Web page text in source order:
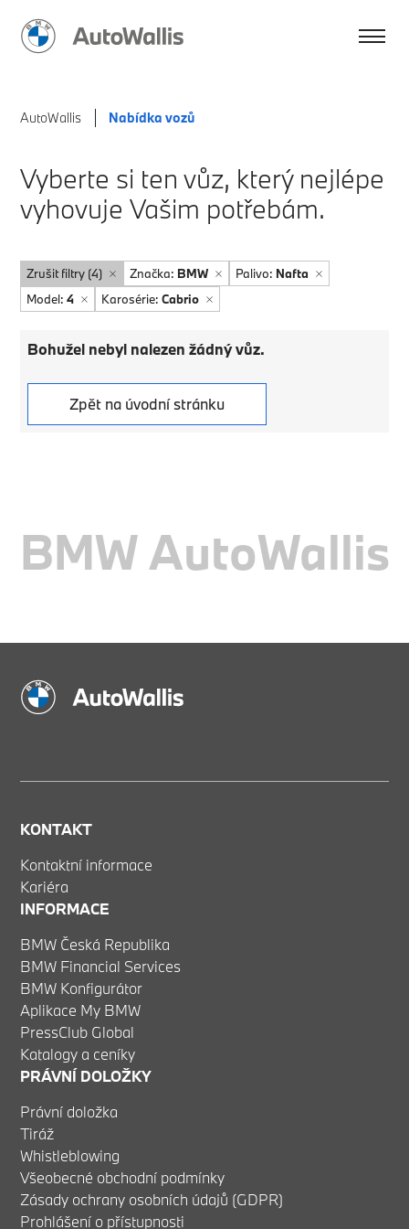
AutoWallis Nabídka vozů
Vyberte si ten vůz, který nejlépe
vyhovuje Vašim potřebám.
Zrušit filtry (4) Značka: BMW Palivo: Nafta
Model:4 Karosérie:Cabrio
Bohužel nebyl nalezen žádný vůz.
Zpět na úvodní stránku
BMW AutoWallis
KONTAKT
Kontaktní informace
Kariéra
INFORMACE
BMW Česká Republika
BMW Financial Services
BMW Konfigurátor
Aplikace My BMW
PressClub Global
Katalogy a ceníky
PRÁVNÍ DOLOŽKY
Právní doložka
Tiráž
Whistleblowing
Všeobecné obchodní podmínky
Zásady ochrany osobních údajů (GDPR)
Prohlášení o přístupnosti